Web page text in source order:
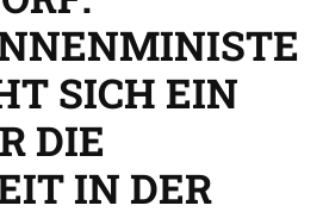
SICH EIN
DIE
IN DER